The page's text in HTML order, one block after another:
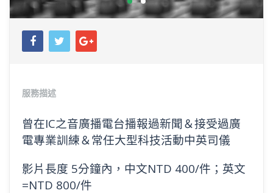
服務描述
曾在IC之音廣播電台播報過新聞＆接受過廣
電專業訓練＆常任大型科技活動中英司儀
影片長度 5分鐘內，中文NTD 400/件；英文
=NTD 800/件